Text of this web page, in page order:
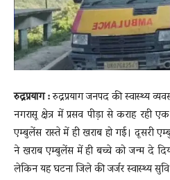
LIVE
रुद्रप्रयाग :रुद्रप्रयाग जनपद की स्वास्थ्य
नगरासू क्षेत्र में प्रसव पीड़ा से कराह रही
एम्बुलेंस रास्ते में ही खराब हो गई। दूसरी
ने खराब एम्बुलेंस में ही बच्चे को जन्म दे
लेकिन यह घटना जिले की जर्जर स्वास्थ्य